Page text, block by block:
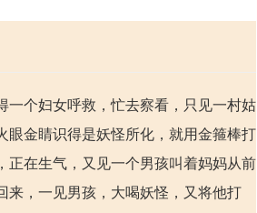
一个妇女呼救，忙去察看，只见一村姑
眼金睛识得是妖怪所化，就用金箍棒打
正在生气，又见一个男孩叫着妈妈从前
来，一见男孩，大喝妖怪，又将他打